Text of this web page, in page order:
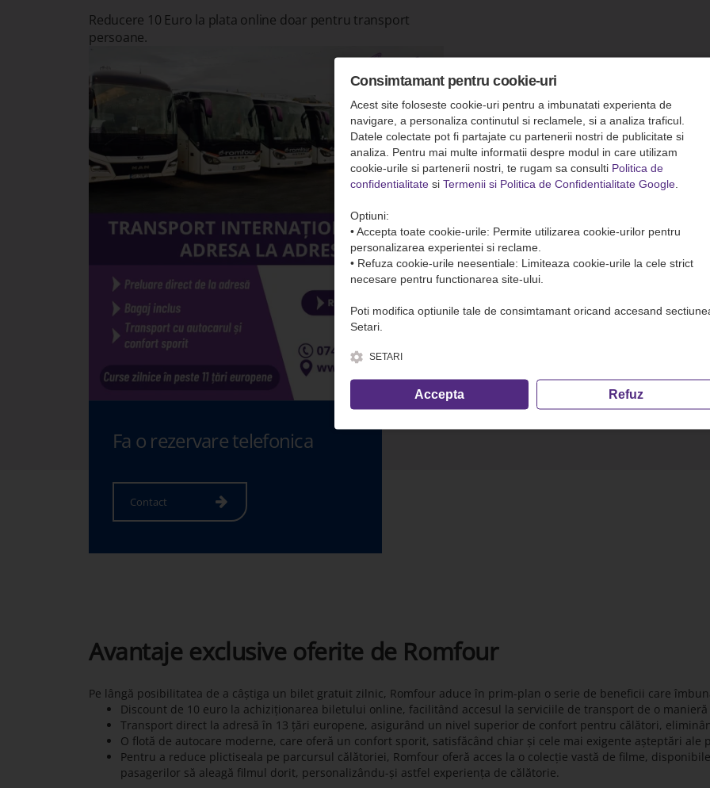
Reducere 10 Euro la plata online doar pentru transport
persoane.
Fa o rezervare telefonica
Contact
Avantaje exclusive oferite de Romfour
Pe lângă posibilitatea de a câștiga un bilet gratuit zilnic, Romfour aduce în prim-plan o serie de beneficii care
Discount de 10 euro la achiziționarea biletului online, facilitând accesul la serviciile de transport de o
Transport direct la adresă în 13 țări europene, asigurând un nivel superior de confort pentru călători,
O flotă de autocare moderne, care oferă un confort sporit, satisfăcând chiar și cele mai exigente așteptări ale
Pentru a reduce plictiseala pe parcursul călătoriei, Romfour oferă acces la o colecție vastă de filme,
pasagerilor să aleagă filmul dorit, personalizându-și astfel experiența de călătorie.
Consimtamant pentru cookie-uri
Acest site foloseste cookie-uri pentru a imbunatati experienta de
navigare, a personaliza continutul si reclamele, si a analiza traficul.
Datele colectate pot fi partajate cu partenerii nostri de publicitate si
analiza. Pentru mai multe informatii despre modul in care utilizam
cookie-urile si partenerii nostri, te rugam sa consulti Politica de
confidentialitate si Termenii si Politica de Confidentialitate Google
Optiuni:
• Accepta toate cookie-urile: Permite utilizarea cookie-urilor pentru
personalizarea experientei si reclame.
• Refuza cookie-urile neesentiale: Limiteaza cookie-urile la cele strict
necesare pentru functionarea site-ului.
Poti modifica optiunile tale de consimtamant oricand accesand
Setari.
SETARI
Accepta Refuz